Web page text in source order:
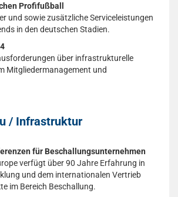
Profifußball
und sowie zusätzliche Serviceleistungen
in den deutschen Stadien.
über infrastrukturelle
Mitgliedermanagement und
/ Infrastruktur
für Beschallungsunternehmen
verfügt über 90 Jahre Erfahrung in
und dem inter­nationalen Vertrieb
im Bereich Beschallung.